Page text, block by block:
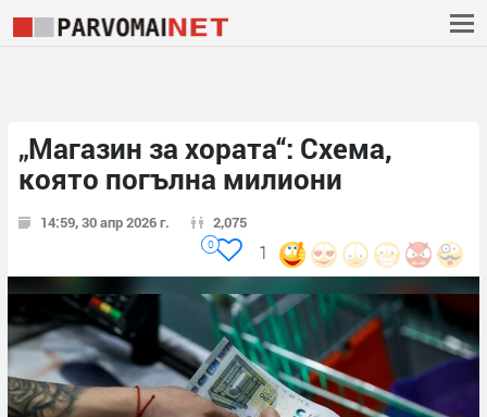
„Магазин за хората“: Схема,
която погълна милиони
14:59, 30 апр 2026 г. 2,075
1
0